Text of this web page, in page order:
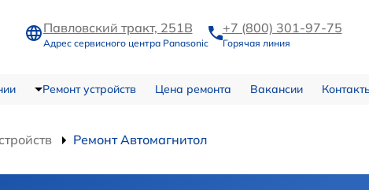
Павловский тракт, 251В
Адрес сервисного центра Panasonic
+7 (800) 301-97-75
Горячая линия
Ремонт устройств Цена ремонта Вакансии
Ремонт Автомагнитол